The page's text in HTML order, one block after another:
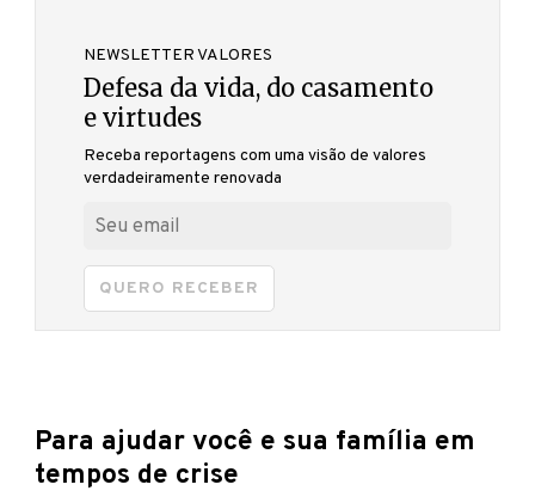
NEWSLETTER VALORES
Defesa da vida, do casamento
e virtudes
Receba reportagens com uma visão de valores
verdadeiramente renovada
QUERO RECEBER
Para ajudar você e sua família em
tempos de crise